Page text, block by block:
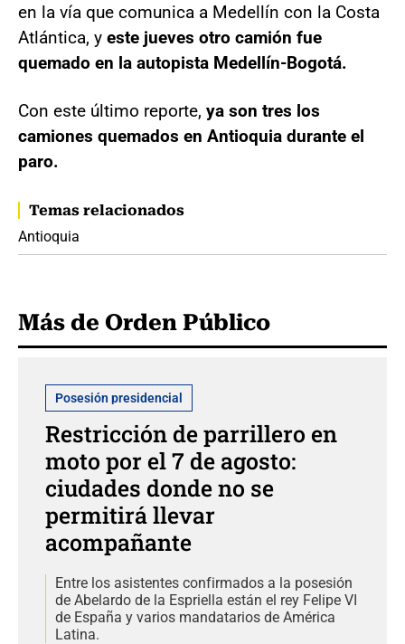
en la vía que comunica a Medellín con la Costa
Atlántica, y este jueves otro camión fue
quemado en la autopista Medellín-Bogotá.
Con este último reporte, ya son tres los
camiones quemados en Antioquia durante el
paro.
Temas relacionados
Antioquia
Más de Orden Público
Posesión presidencial
Restricción de parrillero en
moto por el 7 de agosto:
ciudades donde no se
permitirá llevar
acompañante
Entre los asistentes confirmados a la posesión
de Abelardo de la Espriella están el rey Felipe VI
de España y varios mandatarios de América
Latina.